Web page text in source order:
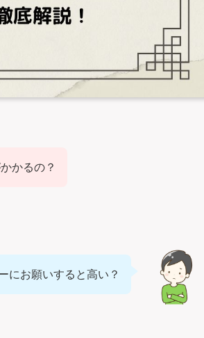
かるの？
にお願いすると高い？